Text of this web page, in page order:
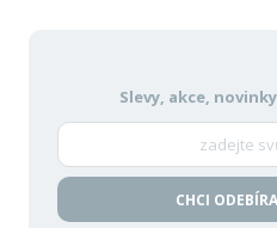
Slevy, akce,
CHCI